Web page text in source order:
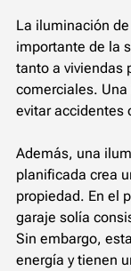
La iluminación
importante de la
tanto a viviendas
comerciales.
evitar accidentes
Además, una
planificada crea
propiedad. En el
garaje solía
Sin embargo,
energía y tienen